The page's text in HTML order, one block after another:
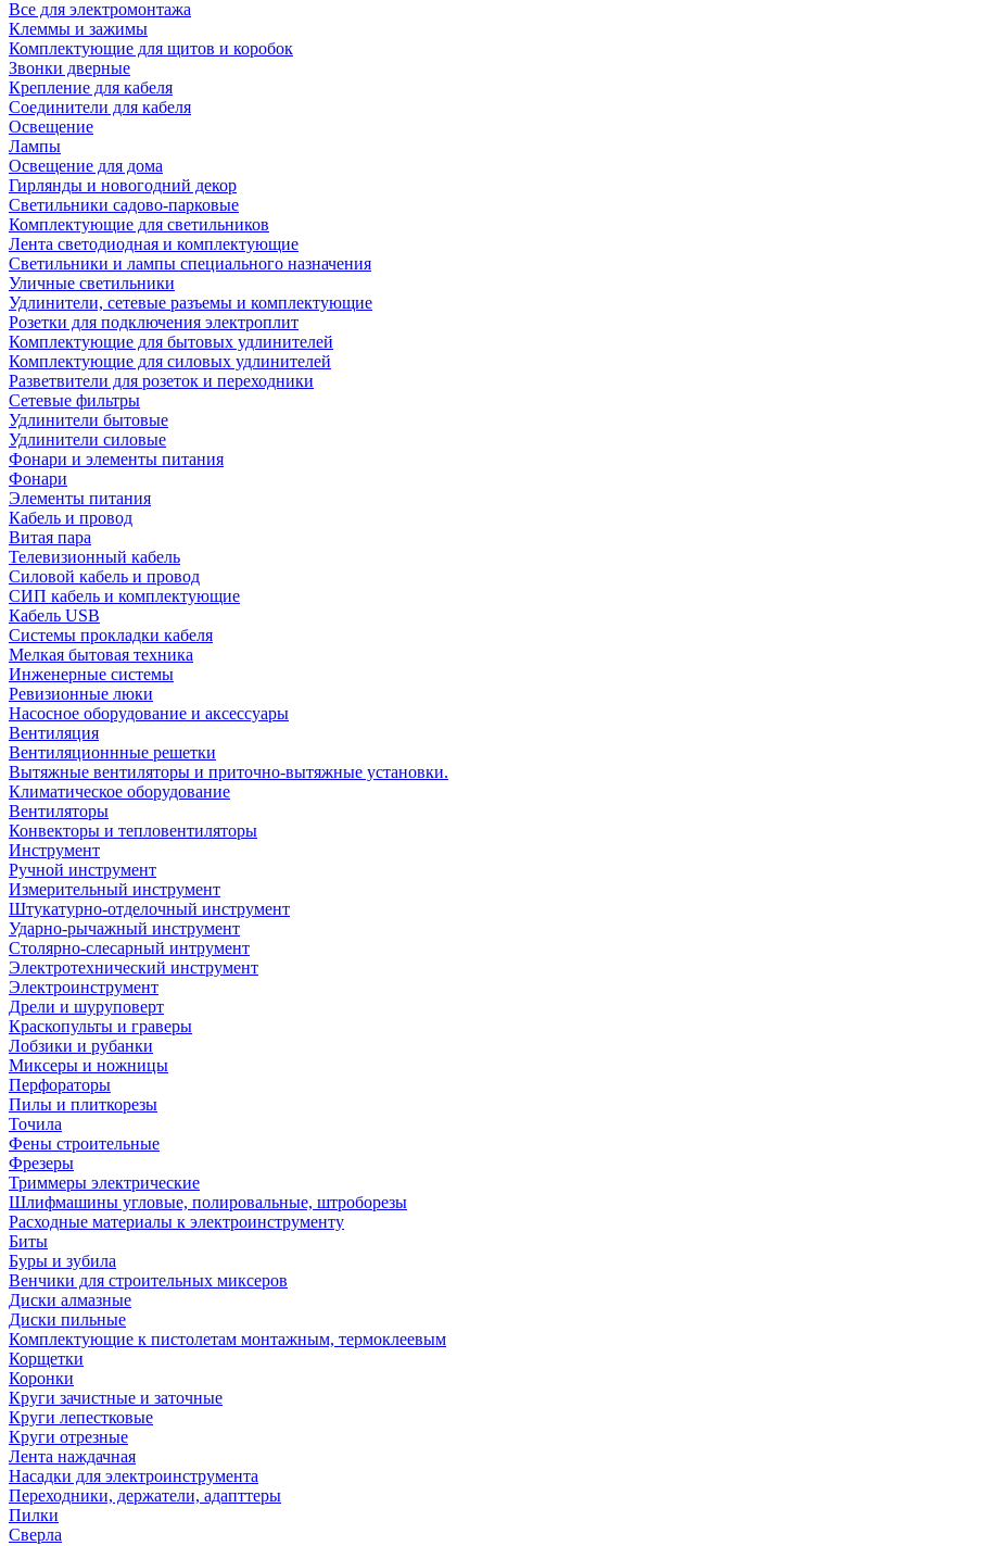
Все для электромонтажа
Клеммы и зажимы
Комплектующие для щитов и коробок
Звонки дверные
Крепление для кабеля
Соединители для кабеля
Освещение
Лампы
Освещение для дома
Гирлянды и новогодний декор
Светильники садово-парковые
Комплектующие для светильников
Лента светодиодная и комплектующие
Светильники и лампы специального назначения
Уличные светильники
Удлинители, сетевые разъемы и комплектующие
Розетки для подключения электроплит
Комплектующие для бытовых удлинителей
Комплектующие для силовых удлинителей
Разветвители для розеток и переходники
Сетевые фильтры
Удлинители бытовые
Удлинители силовые
Фонари и элементы питания
Фонари
Элементы питания
Кабель и провод
Витая пара
Телевизионный кабель
Силовой кабель и провод
СИП кабель и комплектующие
Кабель USB
Системы прокладки кабеля
Мелкая бытовая техника
Инженерные системы
Ревизионные люки
Насосное оборудование и аксессуары
Вентиляция
Вентиляционнные решетки
Вытяжные вентиляторы и приточно-вытяжные установки.
Климатическое оборудование
Вентиляторы
Конвекторы и тепловентиляторы
Инструмент
Ручной инструмент
Измерительный инструмент
Штукатурно-отделочный инструмент
Ударно-рычажный инструмент
Столярно-слесарный интрумент
Электротехнический инструмент
Электроинструмент
Дрели и шуруповерт
Краскопульты и граверы
Лобзики и рубанки
Миксеры и ножницы
Перфораторы
Пилы и плиткорезы
Точила
Фены строительные
Фрезеры
Триммеры электрические
Шлифмашины угловые, полировальные, штроборезы
Расходные материалы к электроинструменту
Биты
Буры и зубила
Венчики для строительных миксеров
Диски алмазные
Диски пильные
Комплектующие к пистолетам монтажным, термоклеевым
Корщетки
Коронки
Круги зачистные и заточные
Круги лепестковые
Круги отрезные
Лента наждачная
Насадки для электроинструмента
Переходники, держатели, адапттеры
Пилки
Сверла